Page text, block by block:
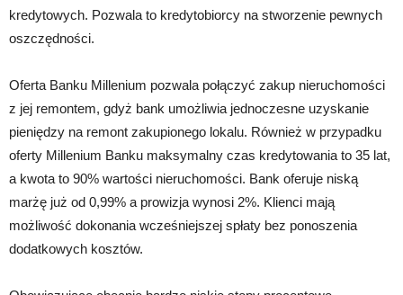
kredytowych. Pozwala to kredytobiorcy na stworzenie pewnych
oszczędności.
Oferta Banku Millenium pozwala połączyć zakup nieruchomości
z jej remontem, gdyż bank umożliwia jednoczesne uzyskanie
pieniędzy na remont zakupionego lokalu. Również w przypadku
oferty Millenium Banku maksymalny czas kredytowania to 35 lat,
a kwota to 90% wartości nieruchomości. Bank oferuje niską
marżę już od 0,99% a prowizja wynosi 2%. Klienci mają
możliwość dokonania wcześniejszej spłaty bez ponoszenia
dodatkowych kosztów.